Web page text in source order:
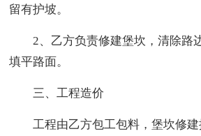
留有护坡。
2、乙方负责修建堡坎，清除路边
填平路面。
三、工程造价
工程由乙方包工包料，堡坎修建